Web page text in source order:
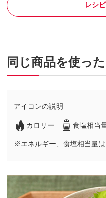
レシ
同じ商品を使っ
アイコンの説明
カロリー 食塩相当
※エネルギー、食塩相当量は